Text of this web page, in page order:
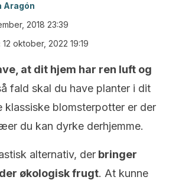
Aragón
2018 23:39
12 oktober, 2022 19:19
at dit hjem har ren luft og
fald skal du have planter i dit
klassiske blomsterpotter er der
du kan dyrke derhjemme.
alternativ, der bringer
økologisk frugt. At kunne